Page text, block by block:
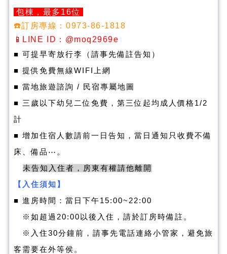
包棟，最多16位
☎️訂房專線：0973-86-1818
📱LINE ID：@moq2969e
■ 可提早寄放行李（請事先備註告知）
■ 提供免費無線WIFI上網
■ 當地旅遊諮詢 / 民宿專屬地圖
■ 三歲以下幼兒二位免費，第三位起均成人價格1/2
計
​■ 增加住宿人數請前一日告知，當日通知只收費不備
床、備品⋯。
未告知入住者，房東有權請他離開
【入住須知】
■ 進房時間：當日下午15:00~22:00
※ 如超過20:00以後入住，請於訂房時備註。
※ 入住30分鐘前，請事先電話連絡小管家，避免旅
客需要在外等侯 。